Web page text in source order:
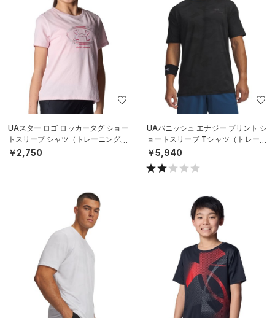
UAスター ロゴ ロッカータグ ショー
トスリーブ シャツ（トレーニング/G
IRLS）
￥2,750
UAバニッシュ エナジー プリント シ
ョートスリーブ Tシャツ（トレーニ
ング/MEN）
￥5,940